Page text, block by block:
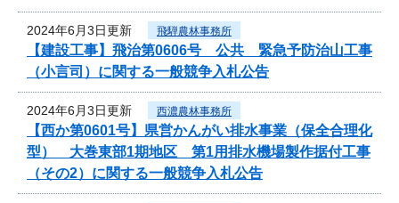
2024年6月3日更新 飛騨農林事務所
【建設工事】飛治第0606号 公共 緊急予防治山工事
（小言司）に関する一般競争入札公告
2024年6月3日更新 西濃農林事務所
【西か第0601号】県営かんがい排水事業（保全合理化
型） 大巻東部1期地区 第1用排水機場製作据付工事
（その2）に関する一般競争入札公告